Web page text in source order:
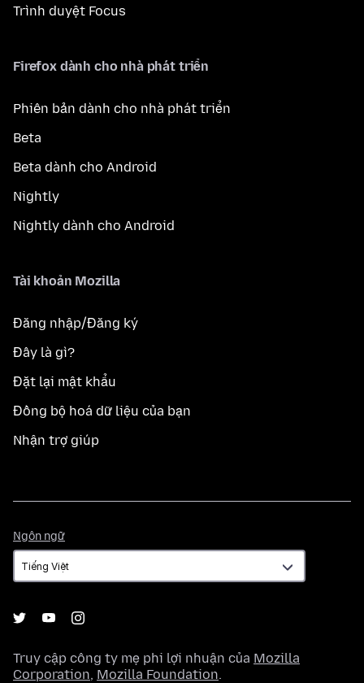
Trình duyệt Focus
Firefox dành cho nhà phát triển
Phiên bản dành cho nhà phát triển
Beta
Beta dành cho Android
Nightly
Nightly dành cho Android
Tài khoản Mozilla
Đăng nhập/Đăng ký
Đây là gì?
Đặt lại mật khẩu
Đồng bộ hoá dữ liệu của bạn
Nhận trợ giúp
Ngôn ngữ
ngữ
Truy cập công ty mẹ phi lợi nhuận của Mozilla
Corporation, Mozilla Foundation.